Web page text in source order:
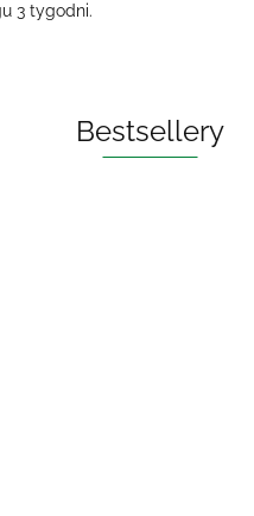
3 tygodni.
Bestsellery